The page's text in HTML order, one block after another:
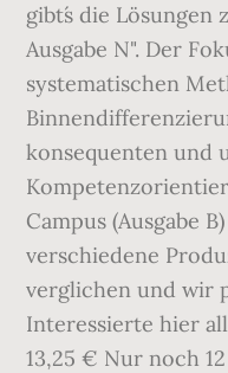
gibt´s die
Ausgabe N". Der
systematischen
konsequenten und
Campus (Ausgabe
verschiedene
verglichen und wir
Interessierte hier
13,25 € Nur noch